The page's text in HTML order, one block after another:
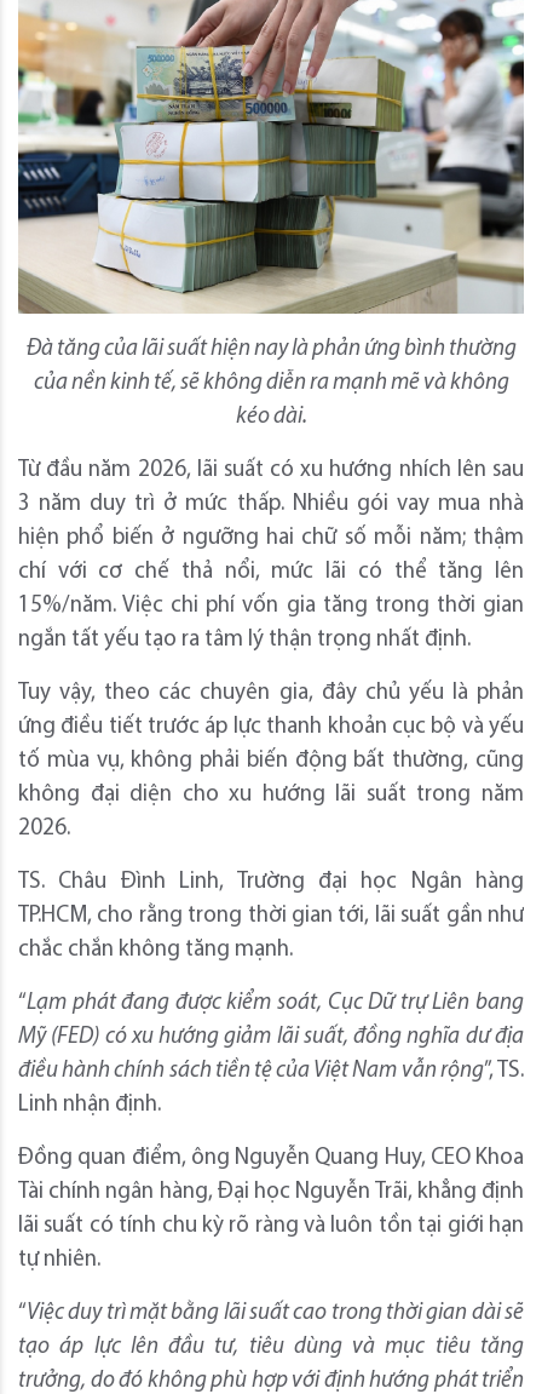
Đà tăng của lãi suất hiện nay là phản ứng bình thường
của nền kinh tế, sẽ không diễn ra mạnh mẽ và không
kéo dài.
Từ đầu năm 2026, lãi suất có xu hướng nhích lên sau
3 năm duy trì ở mức thấp. Nhiều gói vay mua nhà
hiện phổ biến ở ngưỡng hai chữ số mỗi năm; thậm
chí với cơ chế thả nổi, mức lãi có thể tăng lên
15%/năm. Việc chi phí vốn gia tăng trong thời gian
ngắn tất yếu tạo ra tâm lý thận trọng nhất định.
Tuy vậy, theo các chuyên gia, đây chủ yếu là phản
ứng điều tiết trước áp lực thanh khoản cục bộ và yếu
tố mùa vụ, không phải biến động bất thường, cũng
không đại diện cho xu hướng lãi suất trong năm
2026.
TS. Châu Đình Linh, Trường đại học Ngân hàng
TP.HCM, cho rằng trong thời gian tới, lãi suất gần như
chắc chắn không tăng mạnh.
“Lạm phát đang được kiểm soát, Cục Dữ trự Liên bang
Mỹ (FED) có xu hướng giảm lãi suất, đồng nghĩa dư địa
điều hành chính sách tiền tệ của Việt Nam vẫn rộng”, TS.
Linh nhận định.
Đồng quan điểm, ông Nguyễn Quang Huy, CEO Khoa
Tài chính ngân hàng, Đại học Nguyễn Trãi, khẳng định
lãi suất có tính chu kỳ rõ ràng và luôn tồn tại giới hạn
tự nhiên.
“Việc duy trì mặt bằng lãi suất cao trong thời gian dài sẽ
tạo áp lực lên đầu tư, tiêu dùng và mục tiêu tăng
trưởng, do đó không phù hợp với định hướng phát triển